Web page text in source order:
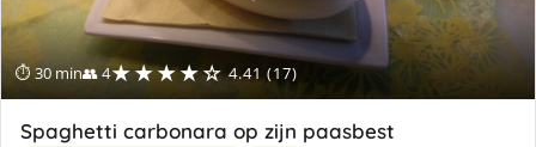
⏱ 30 min👥 4★★★★☆ 4.41 (17)
Spaghetti carbonara op zijn paasbest